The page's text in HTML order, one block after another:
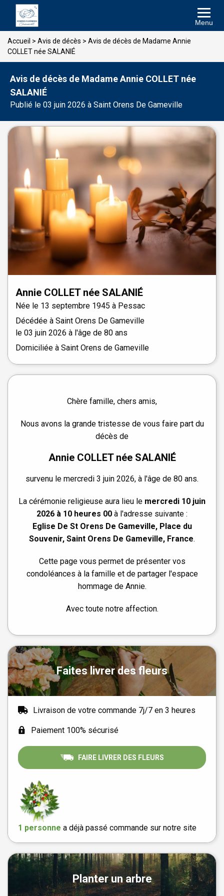
Menu
Accueil > Avis de décès > Avis de décès de Madame Annie
COLLET née SALANIÉ
Avis de décès de Madame Annie COLLET née
SALANIÉ
Publié le 03 juin 2026 à Saint Orens De Gameville
Annie COLLETnée SALANIÉ
Née le 13 septembre 1945 à Pessac
Décédée à Saint Orens De Gameville
le 03 juin 2026 à l'âge de 80 ans
Domiciliée à Saint Orens de Gameville
Chère famille, chers amis,
Nous avons la grande tristesse de vous faire part du
décès de
Annie COLLET née SALANIÉ
survenu le mercredi 3 juin 2026, à l'âge de 80 ans.
La cérémonie religieuse aura lieu le mercredi 10 juin
2026 à 10 heures 00 à l'adresse suivante :
Eglise De St Orens De Gameville, Place du
Souvenir, Saint Orens De Gameville, France.
Cette page vous permet de présenter vos
condoléances à la famille et de partager l'espace
hommage de Annie.
Avec toute notre affection.
Faites livrer des fleurs
Livraison de votre commande 7j/7 en 3 heures
Paiement 100% sécurisé
FAIRE LIVRER DES FLEURS
1 personne a déjà passé commande sur notre site
Planter un arbre